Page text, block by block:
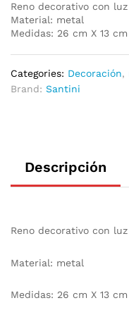
Reno decorativo con luz
Material: metal
Medidas: 26 cm X 13
Categories: Decoración,
Brand: Santini
Descripción
Reno decorativo con luz
Material: metal
Medidas: 26 cm X 13